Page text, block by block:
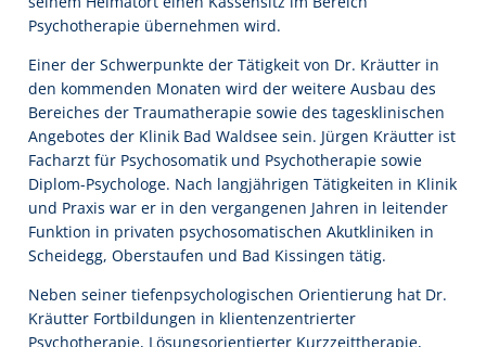
Psychotherapie übernehmen wird.
Einer der Schwerpunkte der Tätigkeit von Dr. Kräutter in
den kommenden Monaten wird der weitere Ausbau des
Bereiches der Traumatherapie sowie des tagesklinischen
Angebotes der Klinik Bad Waldsee sein. Jürgen Kräutter ist
Facharzt für Psychosomatik und Psychotherapie sowie
Diplom-Psychologe. Nach langjährigen Tätigkeiten in Klinik
und Praxis war er in den vergangenen Jahren in leitender
Funktion in privaten psychosomatischen Akutkliniken in
Scheidegg, Oberstaufen und Bad Kissingen tätig.
Neben seiner tiefenpsychologischen Orientierung hat Dr.
Kräutter Fortbildungen in klientenzentrierter
Psychotherapie, Lösungsorientierter Kurzzeittherapie,